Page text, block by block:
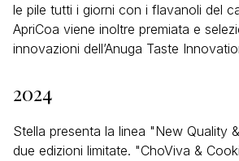
le pile tutti i giorni con i flavanoli del
ApriCoa viene inoltre premiata e
innovazioni dell’Anuga Taste
2024
Stella presenta la linea "New Quality
due edizioni limitate. "ChoViva &